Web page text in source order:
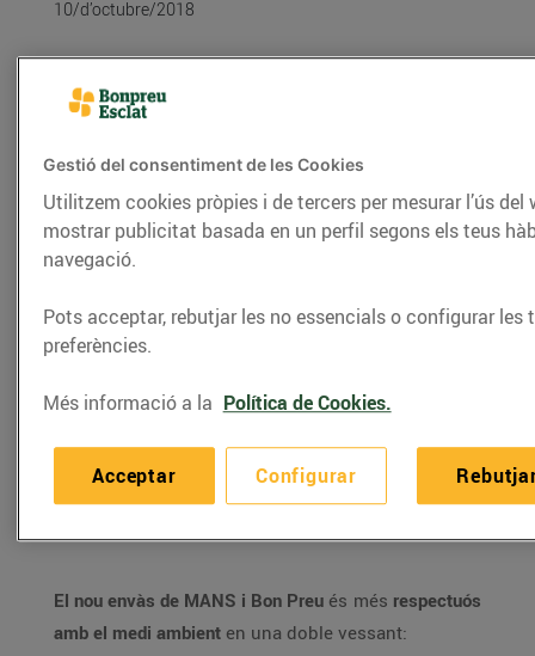
10/d’octubre/2018
ecològica dels establiments Bonpreu i
sostenible per a productes ecològics
Bon Preu i la Cooperativa Social MANS
amb el compromís de reduir el seu impacte
ambiental en tots els àmbits de la producció i
d’aquest compromís s’ha dissenyatun nou envàs
més sostenible per a la comercialització de fruita i
verdura ecològica als supermercats Bonpreu i Esclat.
El nou envàs de MANS i Bon Preu és més respectuós
amb el medi ambient en una doble vessant:
Gestió del consentiment de les Cookies
Utilitzem cookies pròpies i de tercers per mesurar l’ús del
mostrar publicitat basada en un perfil segons els teus
navegació.
Pots acceptar, rebutjar les no essencials o configurar les
preferències.
Més informació a la Política de Cookies.
Configurar
Acceptar